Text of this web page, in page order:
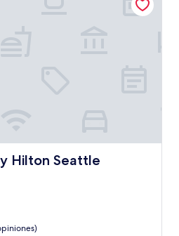
Hilton Seattle
Seattle Bellevue